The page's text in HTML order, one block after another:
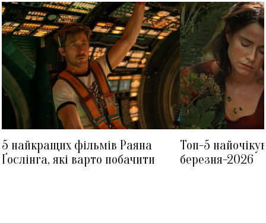
5 найкращих фільмів Раяна
Ґослінга, які варто побачити
Топ-5
березня-2026